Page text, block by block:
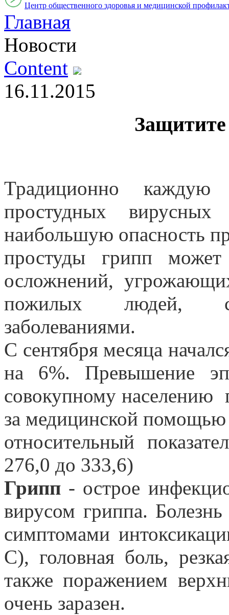
Центр общественного здоровья и медицинской
Главная
Новости
Content
16.11.2015
Защитите
Традиционно
простудных
наибольшую опасность
простуды грипп может
осложнений,
пожилых людей,
заболеваниями.
С сентября месяца
на 6%. Превышение
совокупному населению
за медицинской
относительный
276,0 до 333,6)
Грипп - острое
вирусом гриппа.
симптомами
С), головная боль,
также поражением
очень заразен.